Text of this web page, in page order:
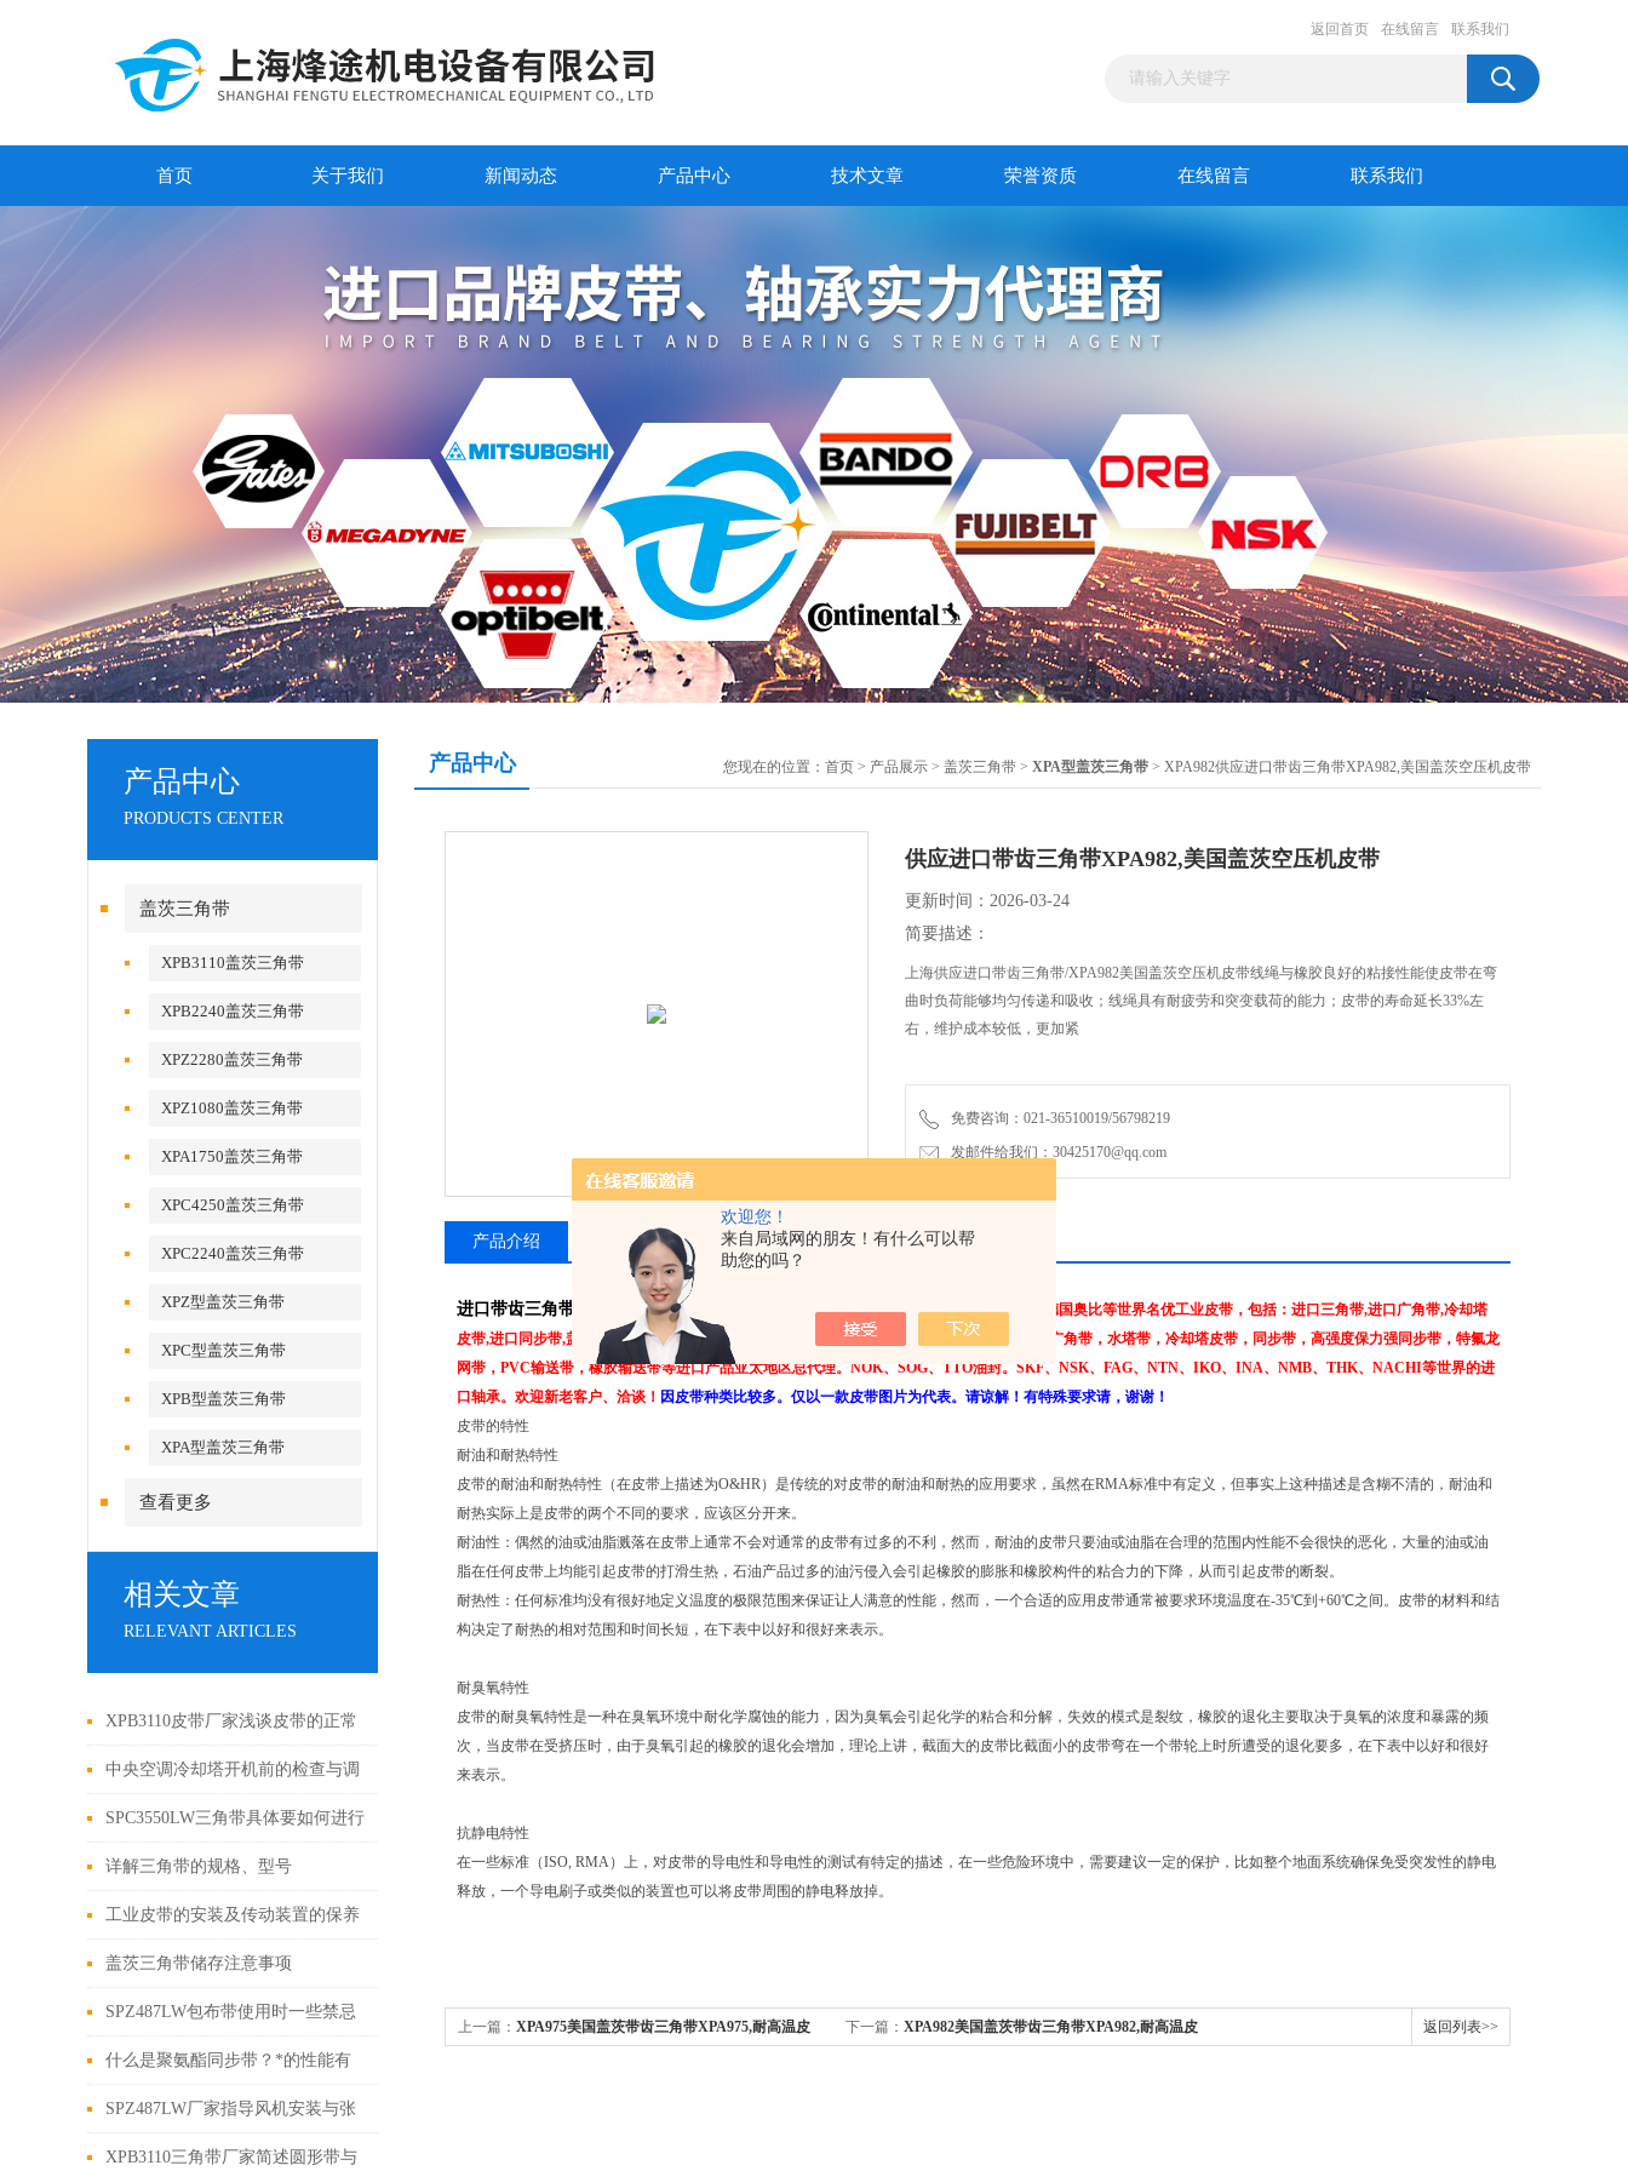
欢迎您！
来自局域网的朋友！有什么可以帮
助您的吗？
返回首页 在线留言 联系我们
首页 关于我们 新闻动态 产品中心 技术文章 荣誉资质 在线留言 联系我们
产品中心
PRODUCTS CENTER
盖茨三角带
XPB3110盖茨三角带
XPB2240盖茨三角带
XPZ2280盖茨三角带
XPZ1080盖茨三角带
XPA1750盖茨三角带
XPC4250盖茨三角带
XPC2240盖茨三角带
XPZ型盖茨三角带
XPC型盖茨三角带
XPB型盖茨三角带
XPA型盖茨三角带
查看更多
相关文章
RELEVANT ARTICLES
XPB3110皮带厂家浅谈皮带的正常
磨损失效及折曲失效
中央空调冷却塔开机前的检查与调
试
SPC3550LW三角带具体要如何进行
保存呢？
详解三角带的规格、型号
工业皮带的安装及传动装置的保养
盖茨三角带储存注意事项
SPZ487LW包布带使用时一些禁忌
事项
什么是聚氨酯同步带？*的性能有
哪些？
SPZ487LW厂家指导风机安装与张
紧三角带
XPB3110三角带厂家简述圆形带与
产品中心 您现在的位置： 首页 > 产品展示 > 盖茨三角带 > XPA型盖茨三角带 > XPA982供应进口带齿三角带XPA982,美国盖茨空压机皮带
供应进口带齿三角带XPA982,美国盖茨空压机皮带
更新时间：2026-03-24
简要描述：
上海供应进口带齿三角带/XPA982美国盖茨空压机皮带线绳与橡胶良好的粘接性能使皮带在弯
曲时负荷能够均匀传递和吸收；线绳具有耐疲劳和突变载荷的能力；皮带的寿命延长33%左
右，维护成本较低，更加紧
免费咨询：021-36510019/56798219
发邮件给我们：30425170@qq.com
产品介绍 相关产品 留言询价
进口带齿三角带/XPA982美国盖茨空压机皮带,
公司专业经营：美国盖茨、日本三星、德国奥比等世界名优工业皮带，包括：进口三角带,进口广角带,冷却塔
皮带,进口同步带,盖茨三角带,工业皮带，三角带，带齿三角带，空压机齿型带，广角带，联组广角带，水塔带，冷却塔皮带，同步带，高强度保力强同步带，特氟龙
网带，PVC输送带，橡胶输送带等进口产品亚太地区总代理。NOK、SOG、TTO油封。SKF、NSK、FAG、NTN、IKO、INA、NMB、THK、NACHI等世界的进
口轴承。欢迎新老客户、洽谈！ 因皮带种类比较多。仅以一款皮带图片为代表。请谅解！有特殊要求请，谢谢！
皮带的特性
耐油和耐热特性
皮带的耐油和耐热特性（在皮带上描述为O&HR）是传统的对皮带的耐油和耐热的应用要求，虽然在RMA标准中有定义，但事实上这种描述是含糊不清的，耐油和
耐热实际上是皮带的两个不同的要求，应该区分开来。
耐油性：偶然的油或油脂溅落在皮带上通常不会对通常的皮带有过多的不利，然而，耐油的皮带只要油或油脂在合理的范围内性能不会很快的恶化，大量的油或油
脂在任何皮带上均能引起皮带的打滑生热，石油产品过多的油污侵入会引起橡胶的膨胀和橡胶构件的粘合力的下降，从而引起皮带的断裂。
耐热性：任何标准均没有很好地定义温度的极限范围来保证让人满意的性能，然而，一个合适的应用皮带通常被要求环境温度在-35℃到+60℃之间。皮带的材料和结
构决定了耐热的相对范围和时间长短，在下表中以好和很好来表示。
耐臭氧特性
皮带的耐臭氧特性是一种在臭氧环境中耐化学腐蚀的能力，因为臭氧会引起化学的粘合和分解，失效的模式是裂纹，橡胶的退化主要取决于臭氧的浓度和暴露的频
次，当皮带在受挤压时，由于臭氧引起的橡胶的退化会增加，理论上讲，截面大的皮带比截面小的皮带弯在一个带轮上时所遭受的退化要多，在下表中以好和很好
来表示。
抗静电特性
在一些标准（ISO, RMA）上，对皮带的导电性和导电性的测试有特定的描述，在一些危险环境中，需要建议一定的保护，比如整个地面系统确保免受突发性的静电
释放，一个导电刷子或类似的装置也可以将皮带周围的静电释放掉。
上一篇： XPA975美国盖茨带齿三角带XPA975,耐高温皮 下一篇： XPA982美国盖茨带齿三角带XPA982,耐高温皮 返回列表>>